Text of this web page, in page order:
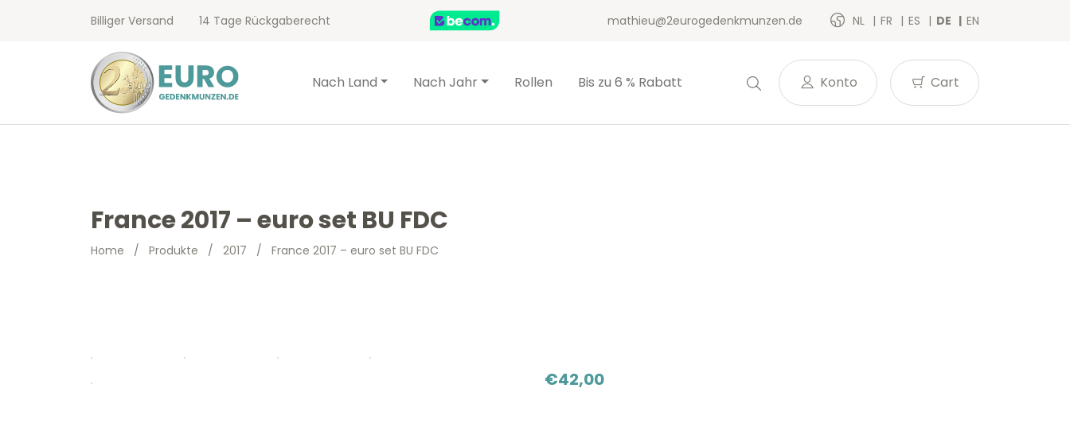
Billiger Versand 14 Tage Rückgaberecht mathieu@2eurogedenkmunzen.de NL FR ES DE EN
Nach Land Nach Jahr Rollen Bis zu 6 % Rabatt Konto Cart
France 2017 – euro set BU FDC
Home / Produkte / 2017 / France 2017 – euro set BU FDC
€42,00